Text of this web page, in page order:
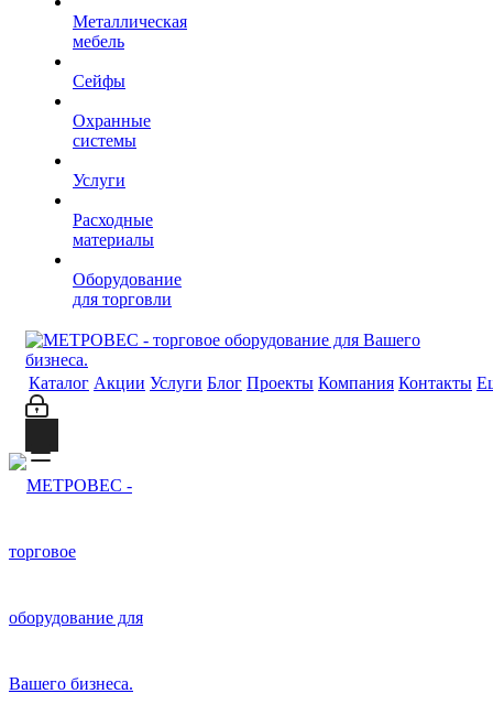
Металлическая
мебель
Сейфы
Охранные
системы
Услуги
Расходные
материалы
Оборудование
для торговли
Каталог Акции Услуги Блог Проекты Компания Контакты